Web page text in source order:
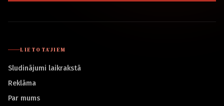
LIETOTĀJIEM
Sludinājumi laikrakstā
Reklāma
Par mums